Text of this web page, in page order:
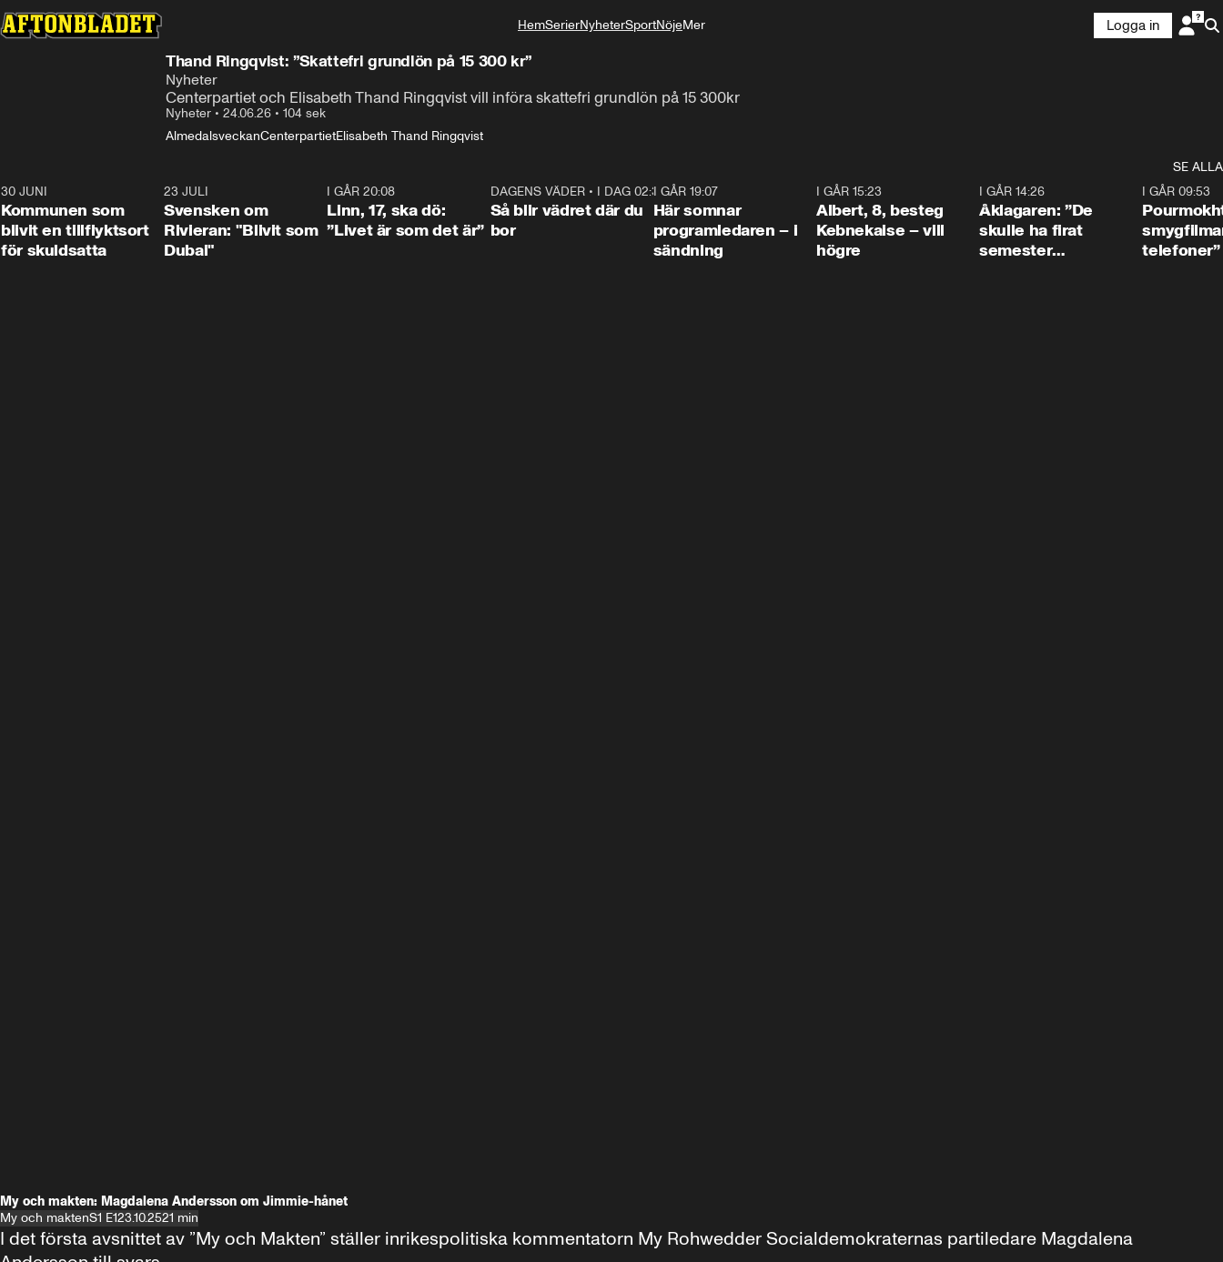
HemSerierNyheterSportNöjeMer
Logga in
Thand Ringqvist: ”Skattefri grundlön på 15 300 kr”
Nyheter
Centerpartiet och Elisabeth Thand Ringqvist vill införa skattefri grundlön på 15 300kr
Nyheter • 24.06.26 • 104 sek
AlmedalsveckanCenterpartietElisabeth Thand Ringqvist
SE ALLA
1:24
30 JUNI
Kommunen som
blivit en tillflyktsort
för skuldsatta
23 JULI
Svensken om
Rivieran: "Blivit som
Dubai"
I GÅR 20:08
Linn, 17, ska dö:
”Livet är som det är”
1:06
DAGENS VÄDER• I DAG 02:30
Så blir vädret där du
bor
I GÅR 19:07
Här somnar
programledaren – i
sändning
I GÅR 15:23
Albert, 8, besteg
Kebnekaise – vill
högre
I GÅR 14:26
Åklagaren: ”De
skulle ha firat
semester
I GÅR 09:53
telefoner”
My och makten: Magdalena Andersson om Jimmie-hånet
My och maktenS1 E123.10.2521 min
I det första avsnittet av ”My och Makten” ställer inrikespolitiska kommentatorn My Rohwedder Socialdemokraternas partiledare Magdalena